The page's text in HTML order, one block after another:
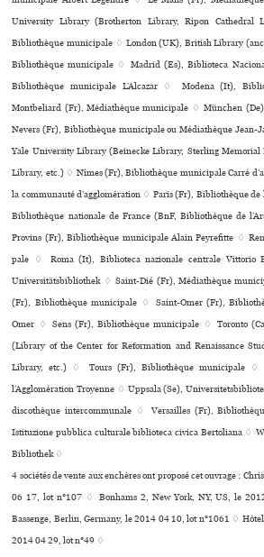
University Library (Brotherton Library, Ripon
Bibliothèque muni­ci­pale ♢ London (UK), British Library
Bibliothèque muni­ci­pale ♢ Madrid (Es), Biblioteca
Bibliothèque muni­ci­pale L’Alcazar ♢ Modena (It),
Montbeliard (Fr), Médiathèque muni­ci­pale ♢ München
Nevers (Fr), Bibliothèque muni­ci­pale ou Médiathèque Jean-
Yale University Library (Beinecke Library, Sterling
Library, etc.) ♢ Nîmes (Fr), Bibliothèque muni­ci­pale Carré
la com­mu­nauté d’agglo­mé­ra­tion ♢ Paris (Fr), Bibliothèque
Bibliothèque nationale de France (BnF, Bibliothèque de
Provins (Fr), Bibliothèque muni­ci­pale Alain Peyrefitte ♢
pale ♢ Roma (It), Biblioteca nazio­nale cen­trale Vittorio
Universitätsbibliothek ♢ Saint-Dié (Fr), Médiathèque
(Fr), Bibliothèque municipale ♢ Saint-Omer (Fr),
Omer ♢ Sens (Fr), Bibliothèque muni­ci­pale ♢ Toronto
(Library of the Center for Reformation and Renaissance
Library, etc.) ♢ Tours (Fr), Bibliothèque muni­ci­pale ♢
l’Agglomération Troyenne ♢ Uppsala (Se),
dis­co­thè­que inter­com­mu­nale ♢ Versailles (Fr),
Istituzione pub­blica cultu­rale biblio­teca civica Bertoliana ♢
Bibliothek ♢
4 sociétés de vente aux enchères ont proposé cet ouvrage :
06 17, lot n°107 ♢ Bonhams 2, New York, NY, US, le
Bassenge, Berlin, Germany, le 2014 04 10, lot n°1061 ♢
2014 04 29, lot n°49 ♢